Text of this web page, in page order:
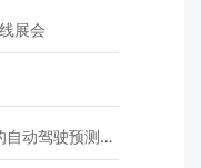
展会
预测模型挑战赛